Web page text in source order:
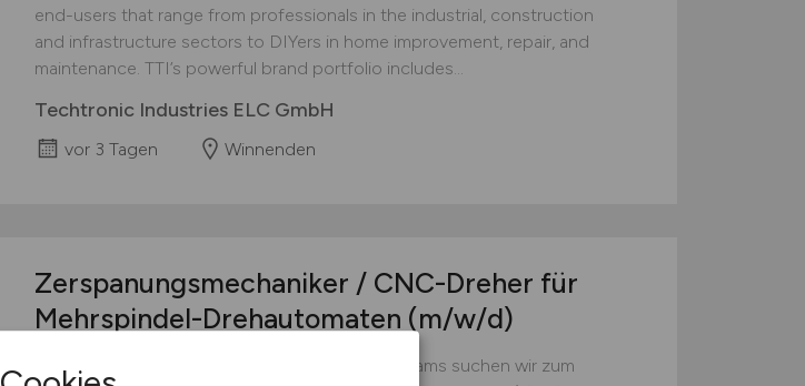
end-users that range from professionals in the industrial, construction
and infrastructure sectors to DIYers in home improvement, repair, and
maintenance. TTI’s powerful brand portfolio includes...
Techtronic Industries ELC GmbH
vor 3 Tagen Winnenden
Zerspanungsmechaniker / CNC-Dreher für
Mehrspindel-Drehautomaten (m/w/d)
VOLLZEIT Ellhofen Zur Erweiterung unseres Teams suchen wir zum